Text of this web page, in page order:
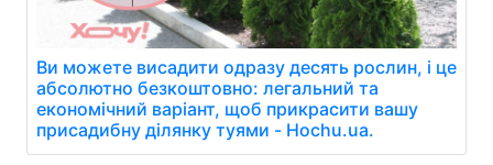
Ви можете висадити одразу десять рослин, і це
абсолютно безкоштовно: легальний та
економічний варіант, щоб прикрасити вашу
присадибну ділянку туями - Hochu.ua.